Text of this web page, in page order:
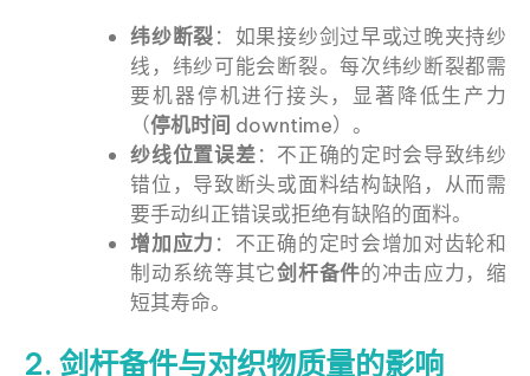
纬纱断裂：如果接纱剑过早或过晚夹持纱
线，纬纱可能会断裂。每次纬纱断裂都需
要机器停机进行接头，显著降低生产力
（停机时间 downtime）。
纱线位置误差：不正确的定时会导致纬纱
错位，导致断头或面料结构缺陷，从而需
要手动纠正错误或拒绝有缺陷的面料。
增加应力 ：不正确的定时会增加对齿轮和
制动系统等其它剑杆备件的冲击应力，缩
短其寿命。
2. 剑杆备件与对织物质量的影响